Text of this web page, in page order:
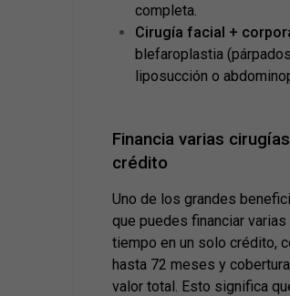
completa.
Cirugía facial +
blefaroplastia
liposucción o
Financia varias
crédito
Uno de los grandes
que puedes financiar
tiempo en un solo crédito,
hasta 72 meses y
valor total. Esto significa